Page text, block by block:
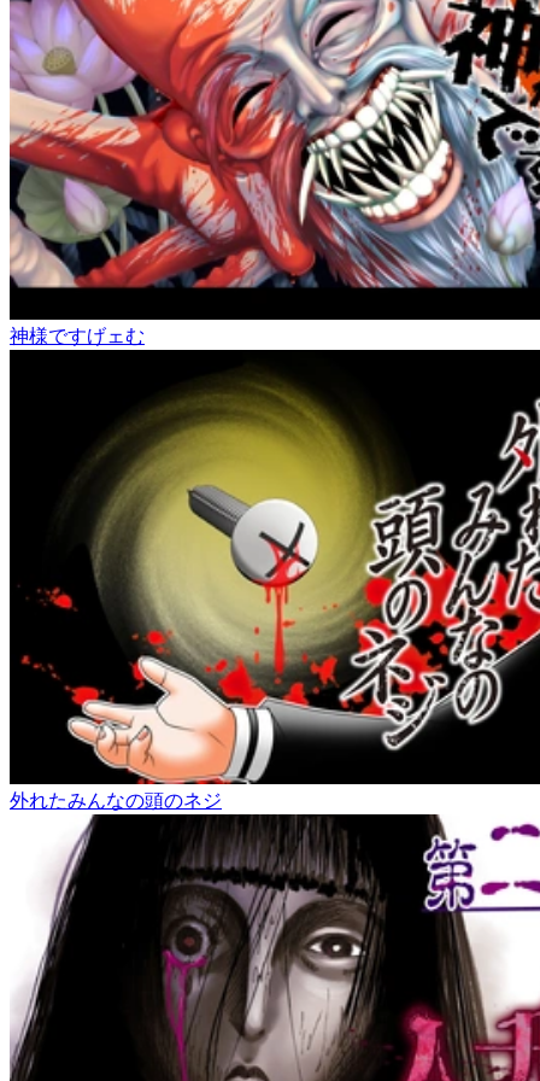
神様ですげェむ
外れたみんなの頭のネジ